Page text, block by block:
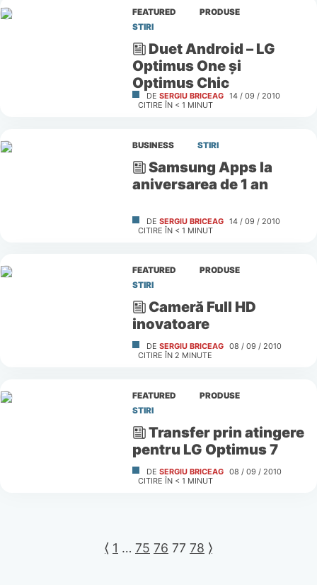
FEATURED
PRODUSE
STIRI
Duet Android – LG
Optimus One şi
Optimus Chic
DE SERGIU BRICEAG 14 / 09 / 2010
CITIRE ÎN < 1 MINUT
BUSINESS STIRI
Samsung Apps la
aniversarea de 1 an
DE SERGIU BRICEAG 14 / 09 / 2010
CITIRE ÎN < 1 MINUT
FEATURED
PRODUSE
STIRI
Cameră Full HD
inovatoare
DE SERGIU BRICEAG 08 / 09 / 2010
CITIRE ÎN 2 MINUTE
FEATURED
PRODUSE
STIRI
Transfer prin atingere
pentru LG Optimus 7
DE SERGIU BRICEAG 08 / 09 / 2010
CITIRE ÎN < 1 MINUT
⟨ 1 … 75 76 77 78 ⟩